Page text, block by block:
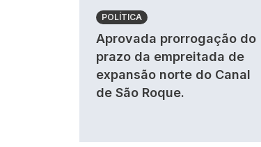
POLÍTICA
Aprovada prorrogação do
prazo da empreitada de
expansão norte do Canal
de São Roque.